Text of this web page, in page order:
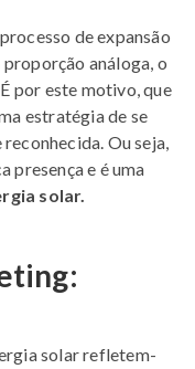
de expansão
análoga, o
por este motivo, que
estratégia de se
Ou seja,
presença e é uma
solar.
solar refletem-